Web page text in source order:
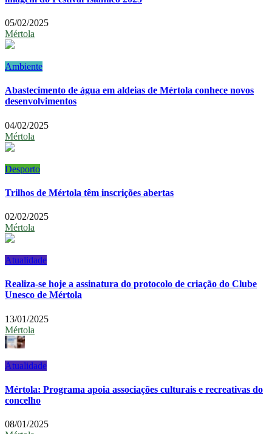
05/02/2025
Mértola
Ambiente
Abastecimento de água em aldeias de Mértola conhece novos
desenvolvimentos
04/02/2025
Mértola
Desporto
Trilhos de Mértola têm inscrições abertas
02/02/2025
Mértola
Atualidade
Realiza-se hoje a assinatura do protocolo de criação do Clube
Unesco de Mértola
13/01/2025
Mértola
Atualidade
Mértola: Programa apoia associações culturais e recreativas do
concelho
08/01/2025